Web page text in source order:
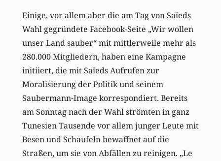
Einige, vor allem aber die am Tag von Saïeds
Wahl gegründete Facebook-Seite „Wir wollen
unser Land sauber“ mit mittlerweile mehr als
280.000 Mitgliedern, haben eine Kampagne
initiiert, die mit Saïeds Aufrufen zur
Moralisierung der Politik und seinem
Saubermann-Image korrespondiert. Bereits
am Sonntag nach der Wahl strömten in ganz
Tunesien Tausende vor allem junger Leute mit
Besen und Schaufeln bewaffnet auf die
Straßen, um sie von Abfällen zu reinigen. „Le